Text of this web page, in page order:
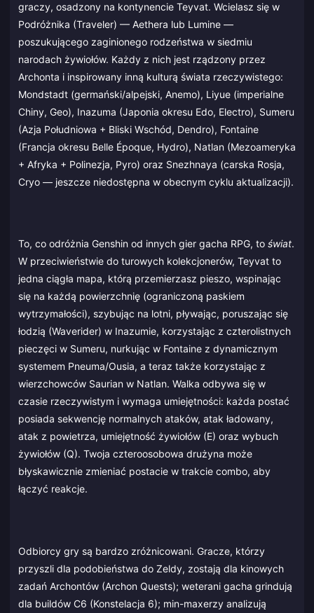
graczy, osadzony na kontynencie Teyvat. Wcielasz się w
Podróżnika (Traveler) — Aethera lub Lumine —
poszukującego zaginionego rodzeństwa w siedmiu
narodach żywiołów. Każdy z nich jest rządzony przez
Archonta i inspirowany inną kulturą świata rzeczywistego:
Mondstadt (germański/alpejski, Anemo), Liyue (imperialne
Chiny, Geo), Inazuma (Japonia okresu Edo, Electro), Sumeru
(Azja Południowa + Bliski Wschód, Dendro), Fontaine
(Francja okresu Belle Époque, Hydro), Natlan (Mezoameryka
+ Afryka + Polinezja, Pyro) oraz Snezhnaya (carska Rosja,
Cryo — jeszcze niedostępna w obecnym cyklu aktualizacji).
To, co odróżnia Genshin od innych gier gacha RPG, to świat.
W przeciwieństwie do turowych kolekcjonerów, Teyvat to
jedna ciągła mapa, którą przemierzasz pieszo, wspinając
się na każdą powierzchnię (ograniczoną paskiem
wytrzymałości), szybując na lotni, pływając, poruszając się
łodzią (Waverider) w Inazumie, korzystając z czterolistnych
pieczęci w Sumeru, nurkując w Fontaine z dynamicznym
systemem Pneuma/Ousia, a teraz także korzystając z
wierzchowców Saurian w Natlan. Walka odbywa się w
czasie rzeczywistym i wymaga umiejętności: każda postać
posiada sekwencję normalnych ataków, atak ładowany,
atak z powietrza, umiejętność żywiołów (E) oraz wybuch
żywiołów (Q). Twoja czteroosobowa drużyna może
błyskawicznie zmieniać postacie w trakcie combo, aby
łączyć reakcje.
Odbiorcy gry są bardzo zróżnicowani. Gracze, którzy
przyszli dla podobieństwa do Zeldy, zostają dla kinowych
zadań Archontów (Archon Quests); weterani gacha grindują
dla buildów C6 (Konstelacja 6); min-maxerzy analizują